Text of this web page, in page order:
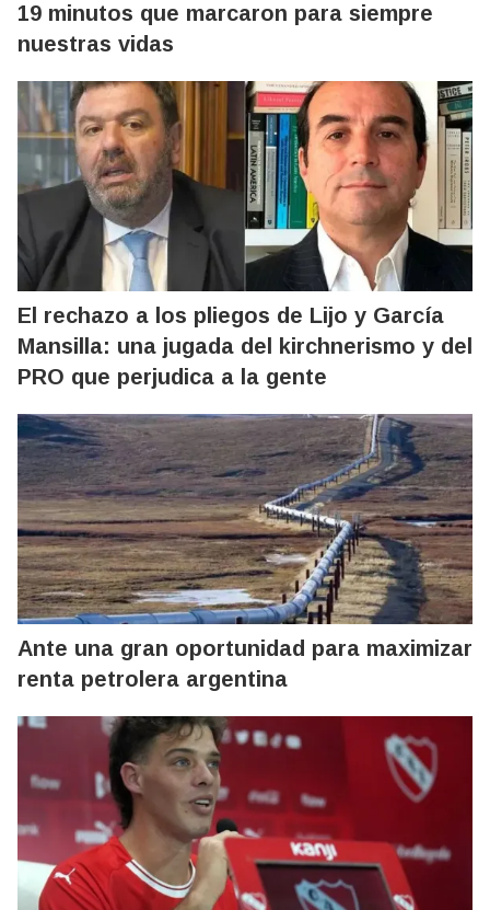
19 minutos que marcaron para siempre
nuestras vidas
El rechazo a los pliegos de Lijo y García
Mansilla: una jugada del kirchnerismo y del
PRO que perjudica a la gente
Ante una gran oportunidad para maximizar
renta petrolera argentina